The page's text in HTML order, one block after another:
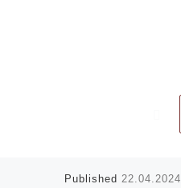
Published 22.04.2024